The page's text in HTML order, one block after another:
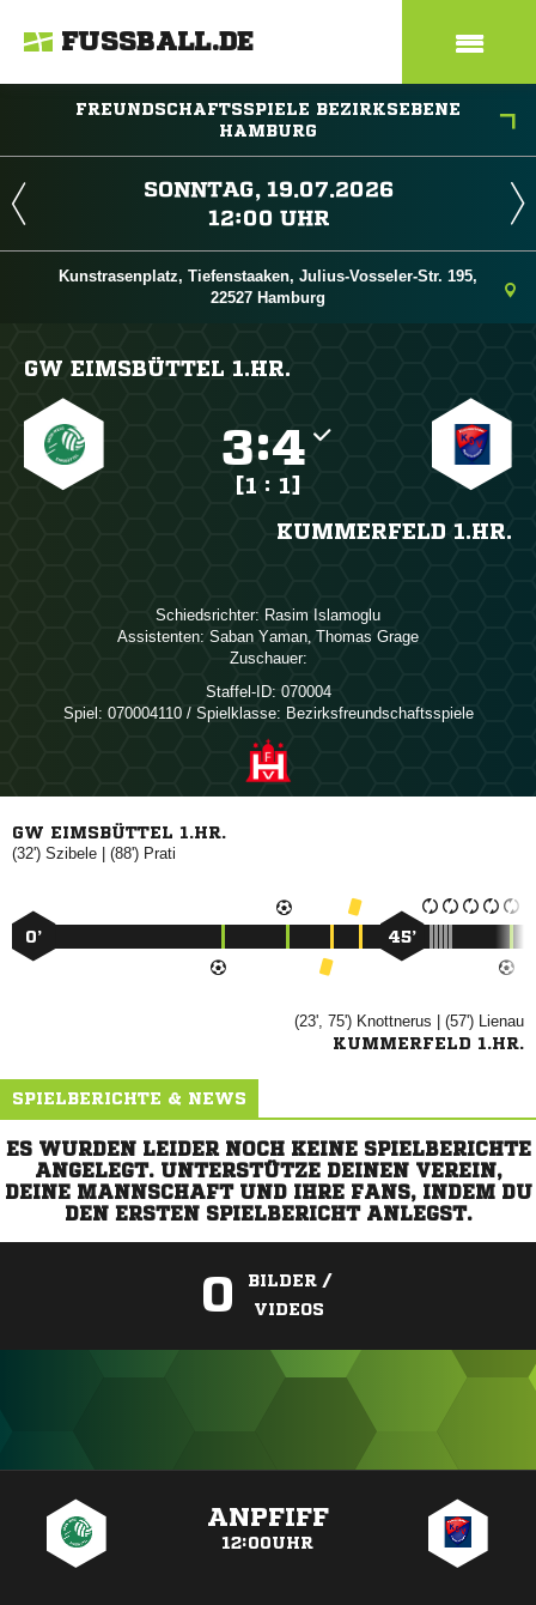
FUSSBALL.DE
FREUNDSCHAFTSSPIELE BEZIRKSEBENE
HAMBURG
 
 
Kunstrasenplatz, Tiefenstaaken, Julius-Vosseler-Str. 195,
22527 Hamburg
GW EIMSBÜTTEL 1.HR.
:
[1 : 1]
KUMMERFELD 1.HR.
Schiedsrichter:  
Assistenten:  ,  
Zuschauer:
Staffel-ID: 070004
Spiel: 070004110 / Spielklasse: Bezirksfreundschaftsspiele
GW EIMSBÜTTEL 1.HR.
(32')  | (88') 
0’ 45’
(23', 75')  | (57') 
KUMMERFELD 1.HR.
SPIELBERICHTE & NEWS
ES WURDEN LEIDER NOCH KEINE SPIELBERICHTE
ANGELEGT. UNTERSTÜTZE DEINEN VEREIN,
DEINE MANNSCHAFT UND IHRE FANS, INDEM DU
DEN ERSTEN SPIELBERICHT ANLEGST.
0
BILDER /
VIDEOS
ANPFIFF
12:00UHR